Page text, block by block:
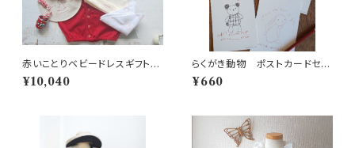
赤いことりベビードレスギフトセ
ット 新生児
¥10,040
らくがき動物 ポストカードセッ
ト
¥660